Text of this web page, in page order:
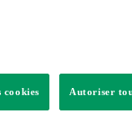
de
Métropole.
un logement
Découvrez
cookies Autoriser